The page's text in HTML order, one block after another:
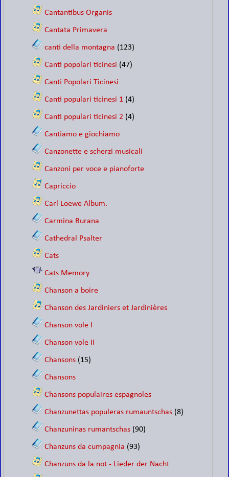
Cantantibus Organis
Cantata Primavera
canti della montagna (123)
Canti popolari ticinesi (47)
Canti Popolari Ticinesi
Canti populari ticinesi 1 (4)
Canti populari ticinesi 2 (4)
Cantiamo e giochiamo
Canzonette e scherzi musicali
Canzoni per voce e pianoforte
Capriccio
Carl Loewe Album.
Carmina Burana
Cathedral Psalter
Cats
Cats Memory
Chanson a boire
Chanson des Jardiniers et Jardinières
Chanson vole I
Chanson vole II
Chansons (15)
Chansons
Chansons populaires espagnoles
Chanzunettas populeras rumauntschas (8)
Chanzuninas rumantschas (90)
Chanzuns da cumpagnia (93)
Chanzuns da la not - Lieder der Nacht